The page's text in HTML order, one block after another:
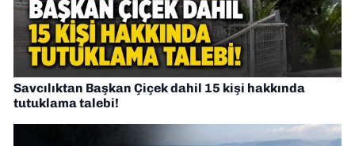
Savcılıktan Başkan Çiçek dahil 15 kişi hakkında
tutuklama talebi!